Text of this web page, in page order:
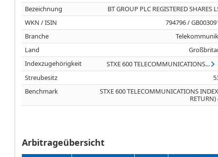
Bezeichnung
BT GROUP PLC REGISTERED SHARES
WKN / ISIN
794796 /
Branche
Land
Indexzugehörigkeit
STXE 600 TELECOMMUNICATIONS...
Streubesitz
Benchmark
STXE 600 TELECOMMUNICATIONS
RETURN)
Arbitrageübersicht